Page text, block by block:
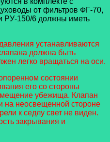
от фильтров ФГ-70,
и РУ-150/6 должны иметь
устанавливаются
должна быть
легко вращаться на оси.
состоянии
его со стороны
убежища. Клапан
на неосвещенной стороне
к седлу свет не виден.
закрывания и